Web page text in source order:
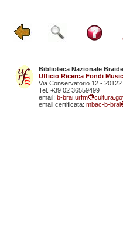
Biblioteca Nazionale
Ufficio Ricerca Fondi
Via Conservatorio 12 - 20122
Tel. +39 02 36559499
email: b-brai.urfm
email certificata: mbac-b-brai